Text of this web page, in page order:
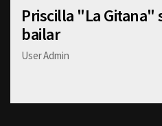
Priscilla "La Gitana"
bailar
User Admin